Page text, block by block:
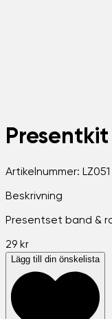
Presentkit
Artikelnummer: LZ051
Beskrivning
Presentset band &
29 kr
Lägg till din önskelista